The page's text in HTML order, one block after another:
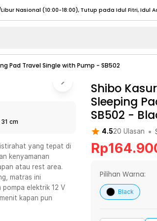
- Minggu (08:00 - 20:00), Tutup pada Idul Fitri
Libur Nasional (08:00 - 17:00)
Selengkapnya
Libur Nasional (08:00 - 17:00) Selengkapnya
Nasional (12:00-20:00), Tutup pada Idul Fitri
Nasional (12:00-20:00), Tutup pada Idul Fitri
- Minggu (08:00 - 20:00), Tutup pada Idul Fitri
Libur Nasional (08:00 - 17:00)Selengkapnya
Libur Nasional (08:00 - 17:00)
Pad Travel Single with Pump - SB502
31 cm
istirahat yang tepat di
kenyamanan
atau rest area.
matras ini
elektrik 12 V
kapan pun
Shibo
Sleeping
SB502 -
4.520 Ulasan •
Rp
Pilihan Warna:
Black